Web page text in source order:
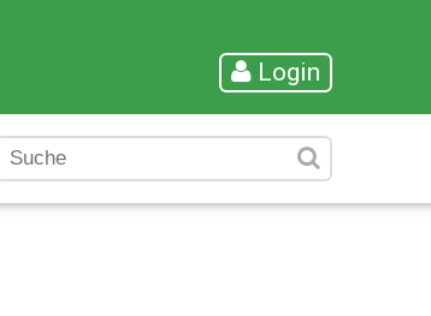
Login